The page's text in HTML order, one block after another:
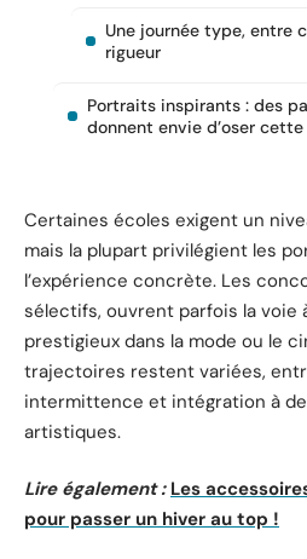
Une journée type, entre
rigueur
Portraits inspirants : des
donnent envie d’oser
Certaines écoles exigent un
mais la plupart privilégient les
l’expérience concrète. Les
sélectifs, ouvrent parfois la voie
prestigieux dans la mode ou le
trajectoires restent variées,
intermittence et intégration à
artistiques.
Lire également : Les
pour passer un hiver au top !